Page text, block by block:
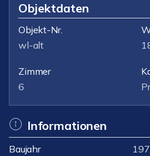
Objektdaten
Objekt-Nr.
wl-alt
Zimmer
6
Informationen
Baujahr